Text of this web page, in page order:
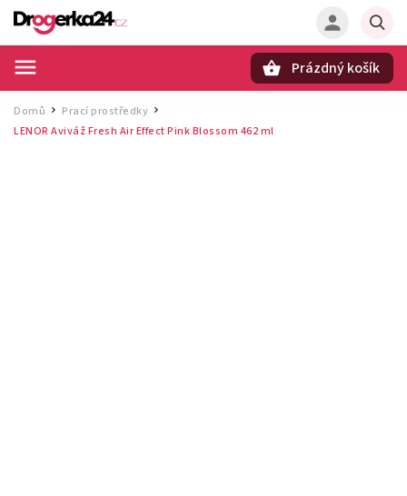
Prázdný košík
Domů / Prací prostředky /
LENOR Aviváž Fresh Air Effect Pink Blossom 462 ml